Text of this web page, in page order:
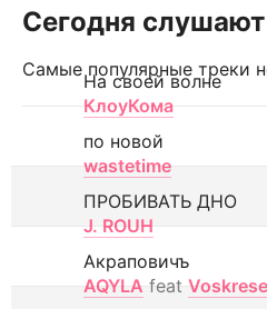
Сегодня слушают
Самые популярные треки
На своей волне
КлоуКома
по новой
wastetime
ПРОБИВАТЬ ДНО
J. ROUH
Акраповичъ
AQYLA feat